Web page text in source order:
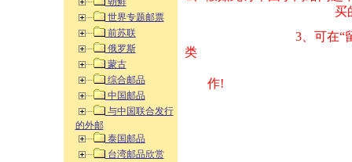
世界专题邮票
前苏联
俄罗斯
蒙古
综合邮品
中国邮品
与中国联合发行
的外邮
泰国邮品
台湾邮品欣赏
买的邮品的“
3、可在“
类 方式告之
作!